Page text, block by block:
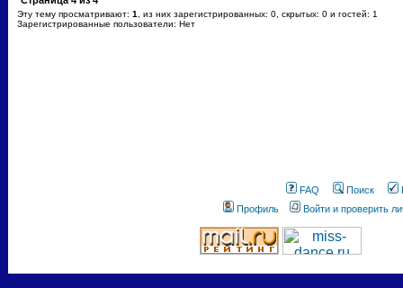
Эту тему просматривают: 1
, из них зарегистрированных: 0, скрытых: 0 и гостей: 1
Зарегистрированные пользователи: Нет
FAQ Поиск
Профиль
Войти и проверить